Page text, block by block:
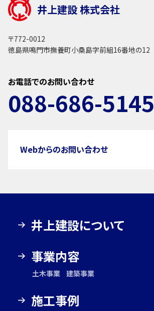
井上建設 株式会社
〒772-0012
徳島県鳴門市撫養町小桑島字前組16番地の12
お電話でのお問い合わせ
088-686-5145
Webからのお問い合わせ
井上建設について
事業内容
土木事業 建築事業
施工事例